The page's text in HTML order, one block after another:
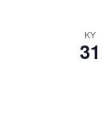
ΚΥ
31